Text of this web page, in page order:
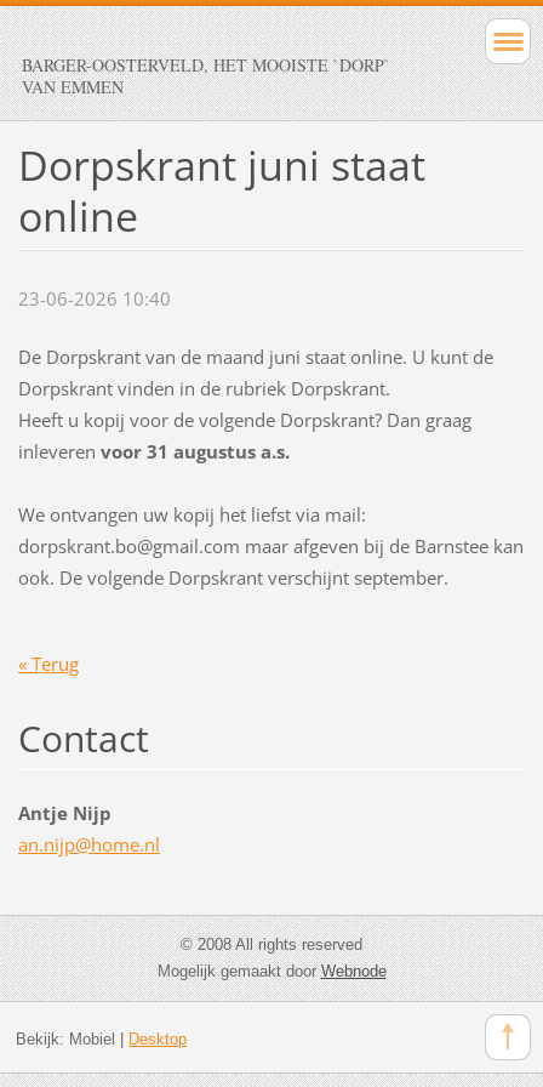
BARGER-OOSTERVELD, HET MOOISTE `DORP`
VAN EMMEN
Dorpskrant juni staat
online
23-06-2026 10:40
De Dorpskrant van de maand juni staat online. U kunt de
Dorpskrant vinden in de rubriek Dorpskrant.
Heeft u kopij voor de volgende Dorpskrant? Dan graag
inleveren voor 31 augustus a.s.
We ontvangen uw kopij het liefst via mail:
dorpskrant.bo@gmail.com maar afgeven bij de Barnstee kan
ook. De volgende Dorpskrant verschijnt september.
« Terug
Contact
Antje Nijp
an.nijp@home.nl
© 2008 All rights reserved
Mogelijk gemaakt doorWebnode
Bekijk: Mobiel | Desktop